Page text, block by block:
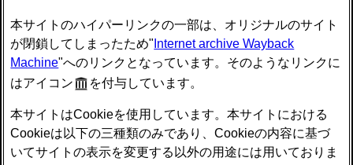
本サイトのハイパーリンクの一部は、オリジナルのサイト
が閉鎖してしまったため" Internet archive Wayback
Machine"へのリンクとなっています。そのようなリンクに
はアイコン
を付与しています。
本サイトはCookieを使用しています。本サイトにおける
Cookieは以下の三種類のみであり、Cookieの内容に基づ
いてサイトの表示を変更する以外の用途には用いておりま